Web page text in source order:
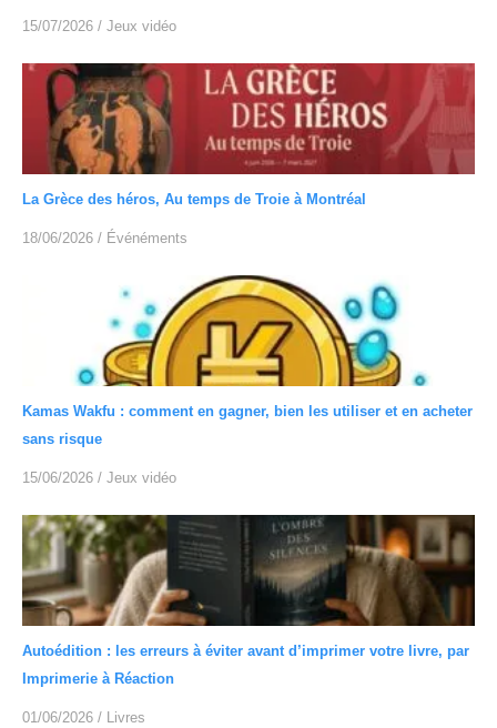
15/07/2026 / Jeux vidéo
La Grèce des héros, Au temps de Troie à Montréal
18/06/2026 / Événéments
Kamas Wakfu : comment en gagner, bien les utiliser et en acheter
sans risque
15/06/2026 / Jeux vidéo
Autoédition : les erreurs à éviter avant d’imprimer votre livre, par
Imprimerie à Réaction
01/06/2026 / Livres